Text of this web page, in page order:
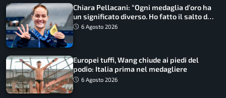
Chiara Pellacani: “Ogni medaglia d’oro ha
un significato diverso. Ho fatto il salto di
qualità”
6 Agosto 2026
Europei tuffi, Wang chiude ai piedi del
podio: Italia prima nel medagliere
6 Agosto 2026